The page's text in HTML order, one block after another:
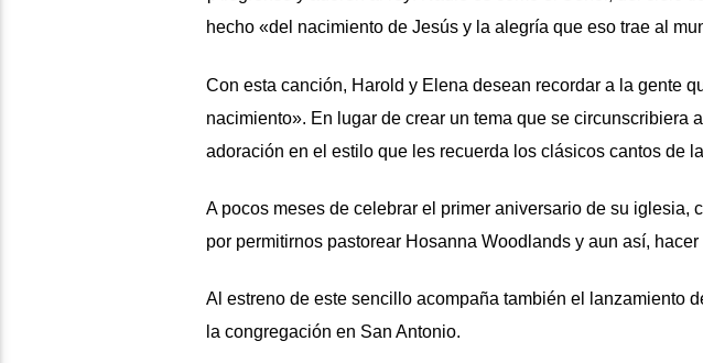
hecho «del nacimiento de Jesús y la alegría que eso trae al
Con esta canción, Harold y Elena desean recordar a la gente
nacimiento». En lugar de crear un tema que se circunscribiera
adoración en el estilo que les recuerda los clásicos cantos de
A pocos meses de celebrar el primer aniversario de su iglesia,
por permitirnos pastorear Hosanna Woodlands y aun así,
Al estreno de este sencillo acompaña también el lanzamiento
la congregación en San Antonio.